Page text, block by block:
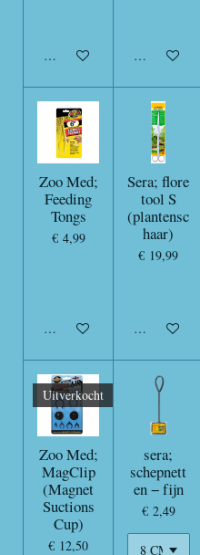
In winkelwagen In
Zoo Med;
Feeding
Tongs
€ 4,99
In winkelwagen
Sera; flore
tool S
(plantensc
haar)
€ 19,99
In
Uitverkocht
Zoo Med;
MagClip
(Magnet
Suctions
Cup)
€ 12,50
sera;
schepnett
en − fijn
€ 2,49